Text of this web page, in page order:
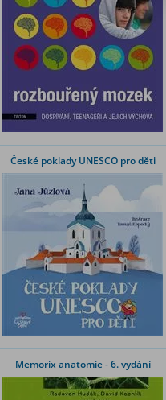
České poklady UNESCO pro děti
Memorix anatomie - 6. vydání